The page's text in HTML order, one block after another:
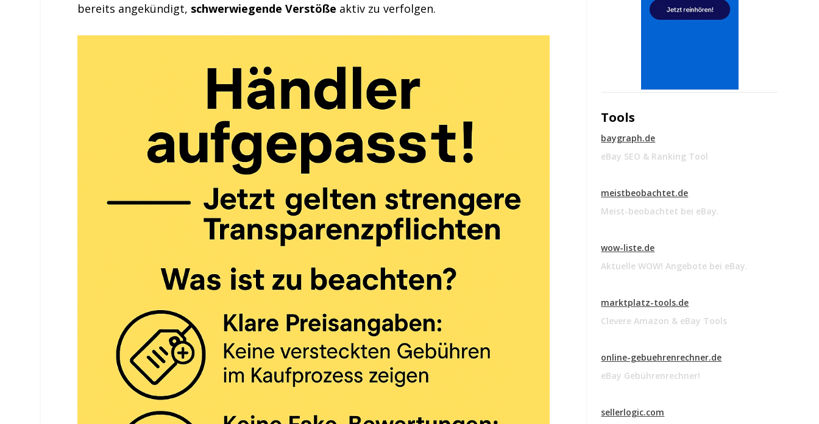
bereits angekündigt, schwerwiegende Verstöße aktiv zu verfolgen.
Tools
baygraph.de
eBay SEO & Ranking Tool
meistbeobachtet.de
Meist-beobachtet bei eBay.
wow-liste.de
Aktuelle WOW! Angebote bei eBay.
marktplatz-tools.de
Clevere Amazon & eBay Tools
online-gebuehrenrechner.de
eBay Gebührenrechner!
sellerlogic.com